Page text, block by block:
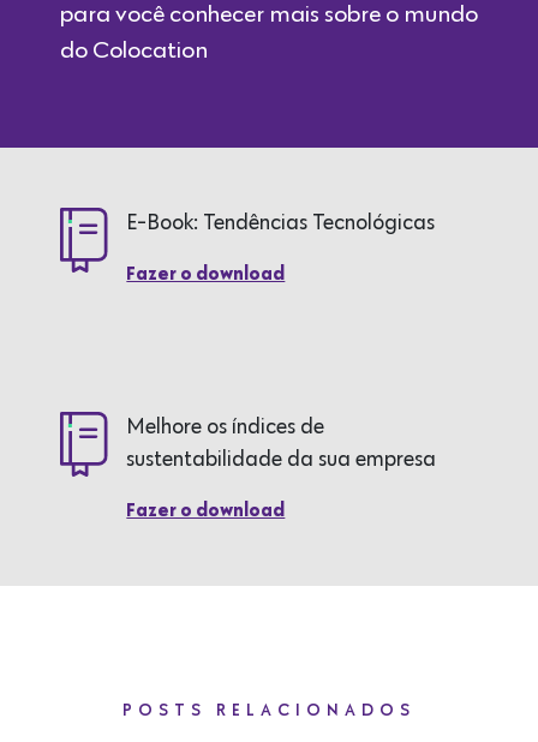
para você conhecer mais sobre o mundo
do Colocation
E-Book: Tendências Tecnológicas
Fazer o download
Melhore os índices de
sustentabilidade da sua empresa
Fazer o download
POSTS RELACIONADOS